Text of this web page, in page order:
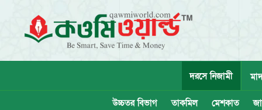
দরসে নিজামী
উচ্চতর বিভাগ তাকমিল মেশকাত